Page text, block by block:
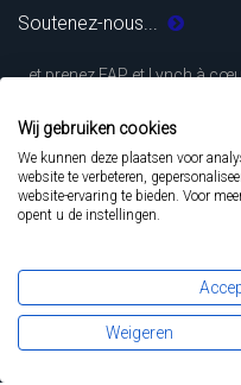
Soutenez-nous...
...et prenez FAP et Lynch à
FAITES UN DON
Déclaration de confidentialité
Fapa
479 Chaussée de Louvain
1030 Bruxelles
02 743 45 94
Wij gebruiken cookies
We kunnen deze plaatsen voor
website te verbeteren,
website-ervaring te bieden. Voor
opent u de instellingen.
Weigeren